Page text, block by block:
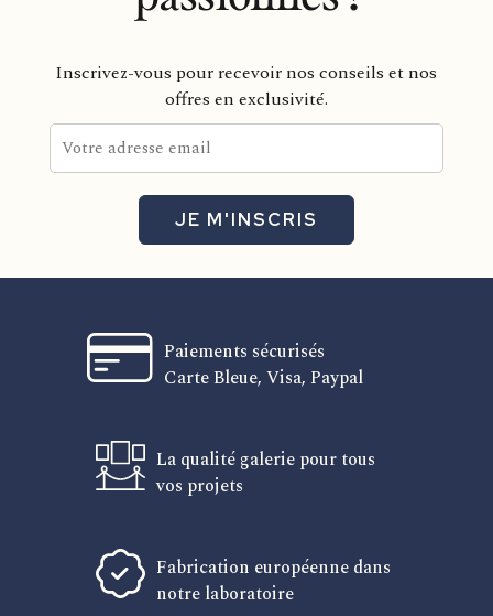
Inscrivez-vous pour recevoir nos conseils et nos
offres en exclusivité.
JE M'INSCRIS
Paiements sécurisés
Carte Bleue, Visa, Paypal
La qualité galerie pour tous
vos projets
Fabrication européenne dans
notre laboratoire